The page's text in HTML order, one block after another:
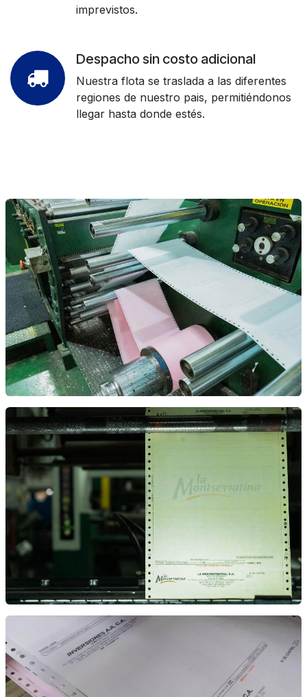
imprevistos.
Despacho sin costo adicional
Nuestra flota se traslada a las diferentes
regiones de nuestro pais, permitiéndonos
llegar hasta donde estés.